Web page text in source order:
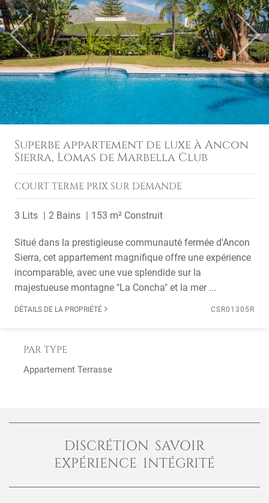
Previous Next
Superbe appartement de luxe à Ancon
Sierra, Lomas de Marbella Club
COURT TERME PRIX SUR DEMANDE
3 Lits 2 Bains 153 m² Construit
Situé dans la prestigieuse communauté fermée d'Ancon
Sierra, cet appartement magnifique offre une expérience
incomparable, avec une vue splendide sur la
majestueuse montagne "La Concha" et la mer ...
DÉTAILS DE LA PROPRIÉTÉ CSR01305R
PAR TYPE
Appartement Terrasse
DISCRÉTION SAVOIR
EXPÉRIENCE INTÉGRITÉ